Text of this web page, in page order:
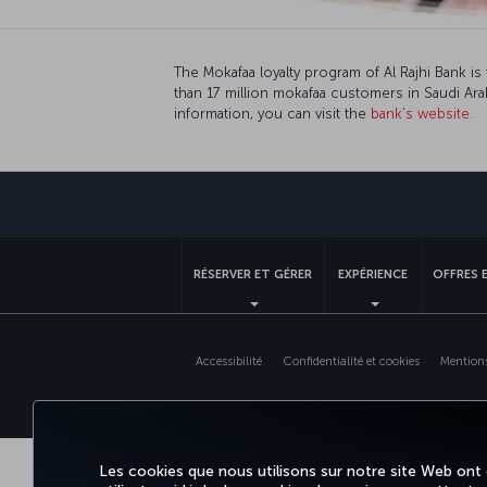
Les cookies que nous utilisons sur notre site Web
The Mokafaa loyalty program of Al Rajhi
than 17 million mokafaa customers in Saudi
information, you can visit the bank's website.
RÉSERVER ET GÉRER EXPÉRIENCE OFFRES
Accessibilité Confidentialité et cookies